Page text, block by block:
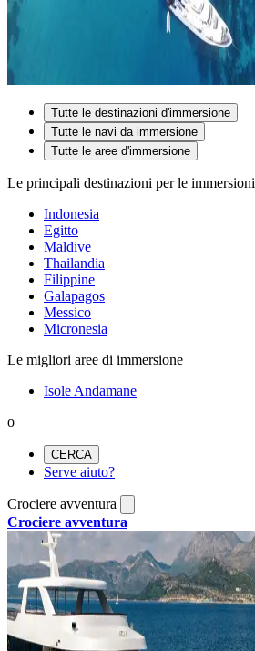
Tutte le destinazioni d'immersione
Tutte le navi da immersione
Tutte le aree d'immersione
Le principali destinazioni per le immersioni
Indonesia
Egitto
Maldive
Thailandia
Filippine
Galapagos
Messico
Micronesia
Le migliori aree di immersione
Isole Andamane
o
CERCA
Serve aiuto?
Crociere avventura
Crociere avventura